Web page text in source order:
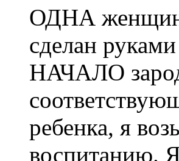
ОДНА
сделан
НАЧАЛО
ребенка, я
воспитанию.